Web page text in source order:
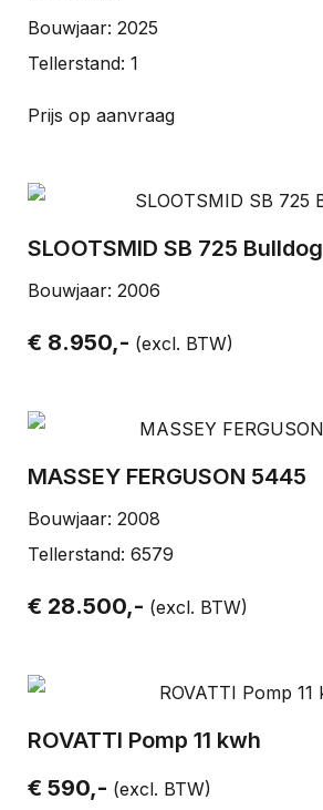
Bouwjaar: 2025
Tellerstand: 1
Prijs op aanvraag
SLOOTSMID SB 725 Bulldog
Bouwjaar: 2006
€ 8.950,- (excl. BTW)
MASSEY FERGUSON 5445
Bouwjaar: 2008
Tellerstand: 6579
€ 28.500,- (excl. BTW)
ROVATTI Pomp 11 kwh
€ 590,- (excl. BTW)